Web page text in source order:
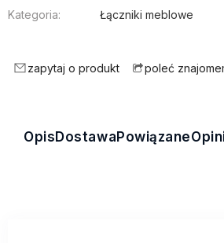
Kategoria:
Łączniki meblowe
zapytaj o produkt poleć
OpisDostawaPowiązane